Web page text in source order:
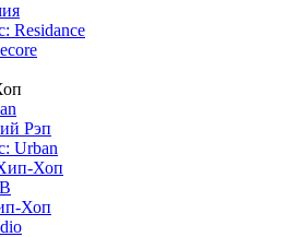
Residance
Рэп
Urban
Хоп
Хоп